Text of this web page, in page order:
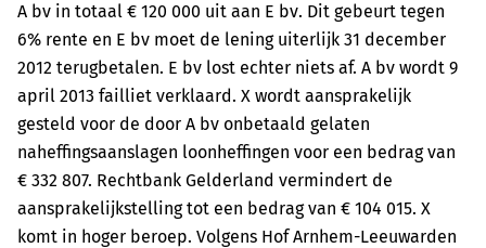
A bv in totaal € 120 000 uit aan E bv. Dit gebeurt tegen
6% rente en E bv moet de lening uiterlijk 31 december
2012 terugbetalen. E bv lost echter niets af. A bv wordt 9
april 2013 failliet verklaard. X wordt aansprakelijk
gesteld voor de door A bv onbetaald gelaten
naheffingsaanslagen loonheffingen voor een bedrag van
€ 332 807. Rechtbank Gelderland vermindert de
aansprakelijkstelling tot een bedrag van € 104 015. X
komt in hoger beroep. Volgens Hof Arnhem-Leeuwarden